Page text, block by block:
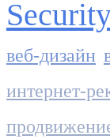
веб-дизайн
интернет-